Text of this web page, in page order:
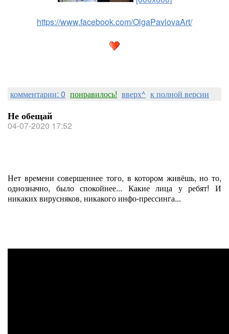
https://www.facebook.com/OlgaPavlovaArt/
комментарии: 0 понравилось! вверх^ к полной версии
Не обещай
04-07-2020 17:52
Нет времени совершеннее того, в котором живёшь, но то,
однозначно, было спокойнее... Какие лица у ребят! И
никаких вирусняков, никакого инфо-прессинга...